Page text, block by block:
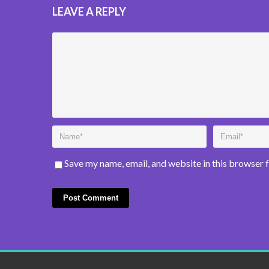
LEAVE A REPLY
Save my name, email, and website in this